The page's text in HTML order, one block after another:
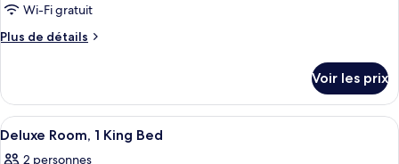
Wi-Fi gratuit
Plus de détails
Plus
le
type
de
Voir les prix
Afficher
toutes
Une chambre d’hôtel avec un
7
Deluxe Room, 1 King Bed
2 personnes